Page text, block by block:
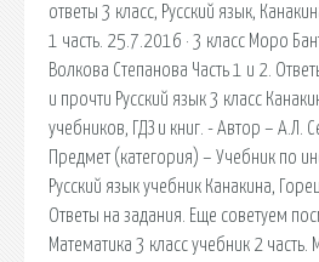
ответы 3 класс, Русский язык,
1 часть. 25.7.2016 · 3 класс Моро
Волкова Степанова Часть 1 и 2.
и прочти Русский язык 3 класс
учебников, ГДЗ и книг. - Автор – А.Л.
Предмет (категория) – Учебник по
Русский язык учебник Канакина,
Ответы на задания. Еще советуем
Математика 3 класс учебник 2 часть.